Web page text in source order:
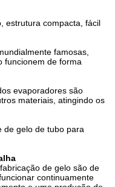
estrutura compacta, fácil
famosas,
funcionem de forma
evaporadores são
materiais, atingindo os
de gelo de tubo para
de gelo são de
continuamente